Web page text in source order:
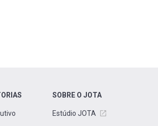
SOBRE O JOTA
Estúdio JOTA